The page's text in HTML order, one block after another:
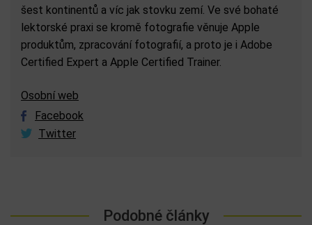
šest kontinentů a víc jak stovku zemí. Ve své bohaté
lektorské praxi se kromě fotografie věnuje Apple
produktům, zpracování fotografií, a proto je i Adobe
Certified Expert a Apple Certified Trainer.
Osobní web
Facebook
Twitter
Podobné články